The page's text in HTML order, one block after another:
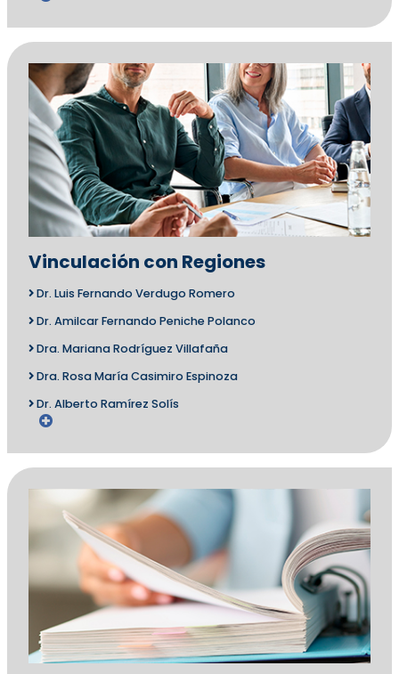
Vinculación con Regiones
Dr. Luis Fernando Verdugo Romero
Dr. Amilcar Fernando Peniche Polanco
Dra. Mariana Rodríguez Villafaña
Dra. Rosa María Casimiro Espinoza
Dr. Alberto Ramírez Solís